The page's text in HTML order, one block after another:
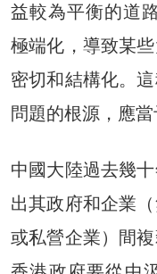
益較為平衡的道
極端化，導致某
密切和結構化。
問題的根源，應當
中國大陸過去幾
出其政府和企業
或私營企業）間